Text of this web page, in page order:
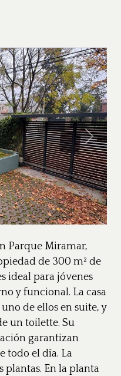
Parque Miramar,
de 300 m² de
ideal para jóvenes
y funcional. La casa
de ellos en suite, y
un toilette. Su
garantizan
todo el día. La
plantas. En la planta